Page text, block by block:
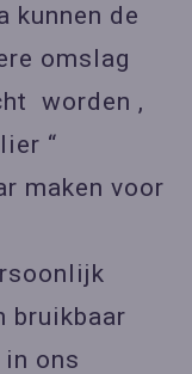
kunnen de
omslag
worden ,
“
maken voor
bruikbaar
ons